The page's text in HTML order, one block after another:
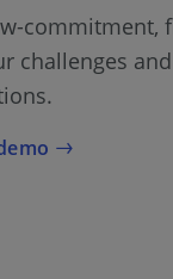
commitment,
challenges